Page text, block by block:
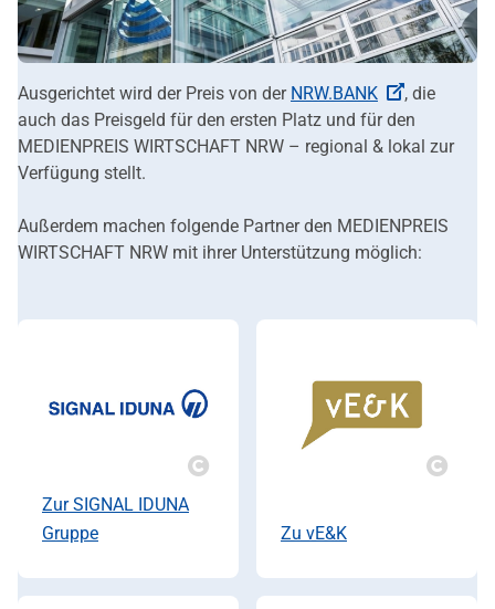
Ausgerichtet wird der Preis von der NRW.BANK
, die
auch das Preisgeld für den ersten Platz und für den
MEDIENPREIS WIRTSCHAFT NRW – regional & lokal zur
Verfügung stellt.
Außerdem machen folgende Partner den MEDIENPREIS
WIRTSCHAFT NRW mit ihrer Unterstützung möglich:
Zur SIGNAL IDUNA
Gruppe
Zu vE&K